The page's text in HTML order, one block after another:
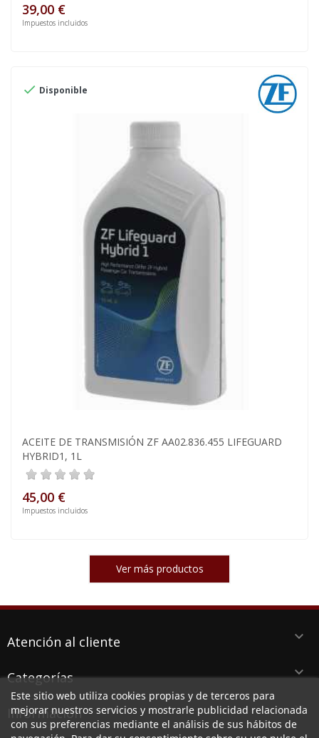
39,00 €
Impuestos incluidos
 Disponible
ACEITE DE TRANSMISIÓN ZF AA02.836.455 LIFEGUARD
HYBRID1, 1L
45,00 €
Impuestos incluidos
Ver más productos
Atención al cliente keyboard_arrow_down
Categorías keyboard_arrow_down
Información keyboard_arrow_down
Este sitio web utiliza cookies propias y de terceros para
mejorar nuestros servicios y mostrarle publicidad relacionada
con sus preferencias mediante el análisis de sus hábitos de